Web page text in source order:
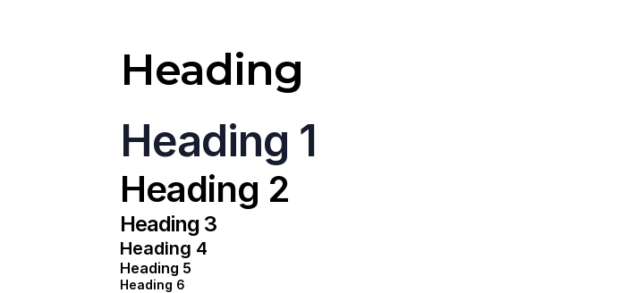
Heading
Heading 1
Heading 2
Heading 3
Heading 4
Heading 5
Heading 6